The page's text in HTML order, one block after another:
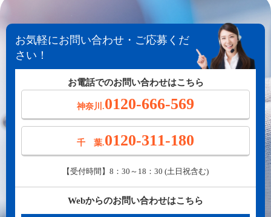
お気軽にお問い合わせ・ご応募くだ
さい！
お電話でのお問い合わせはこちら
神奈川.0120-666-569
千 葉.0120-311-180
【受付時間】8：30～18：30 (土日祝含む)
Webからのお問い合わせはこちら